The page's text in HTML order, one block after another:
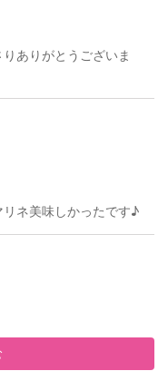
ありがとうございま
ネ美味しかったです♪